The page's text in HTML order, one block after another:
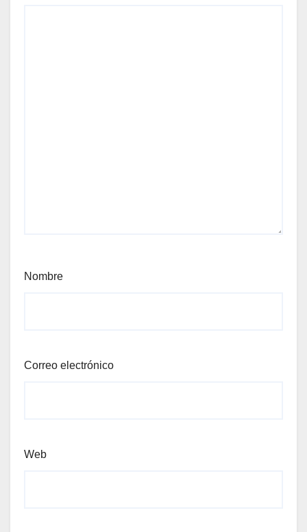
Nombre
Correo electrónico
Web